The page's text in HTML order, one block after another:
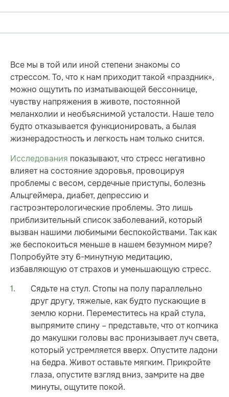
Все мы в той или иной степени знакомы со
стрессом. То, что к нам приходит такой «праздник»,
можно ощутить по изматывающей бессоннице,
чувству напряжения в животе, постоянной
меланхолии и необъяснимой усталости. Наше тело
будто отказывается функционировать, а былая
жизнерадостность и легкость нам только снится.
Исследования показывают, что стресс негативно
влияет на состояние здоровья, провоцируя
проблемы с весом, сердечные приступы, болезнь
Альцгеймера, диабет, депрессию и
гастроэнтерологические проблемы. Это лишь
приблизительный список заболеваний, который
вызван нашими любимыми беспокойствами. Так как
же беспокоиться меньше в нашем безумном мире?
Попробуйте эту 6-минутную медитацию,
избавляющую от страхов и уменьшающую стресс.
Сядьте на стул. Стопы на полу параллельно
друг другу, тяжелые, как будто пускающие в
землю корни. Переместитесь на край стула,
выпрямите спину – представьте, что от копчика
до макушки головы вас пронизывает луч света,
который устремляется вверх. Опустите ладони
на бедра. Живот оставьте мягким. Прикройте
глаза, опустите взгляд вниз, замрите на две
минуты, ощутите покой.